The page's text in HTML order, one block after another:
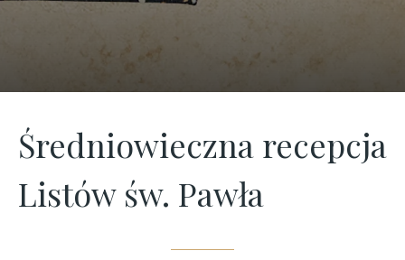
Średniowieczna recepcja
Listów św. Pawła